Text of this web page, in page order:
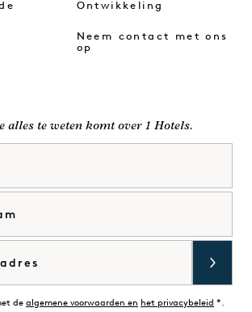
Ontwikkeling
Neem contact met ons
op
alles te weten komt over 1 Hotels.
de algemene voorwaarden en het privacybeleid *.